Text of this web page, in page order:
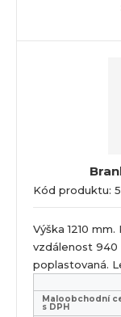
Kód produktu:
Výška 1210
vzdálenost 940
poplastovaná.
Maloobchodní
s DPH